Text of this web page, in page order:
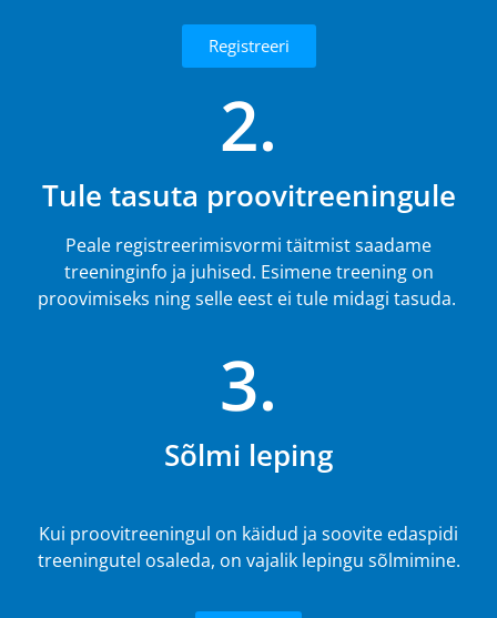
Registreeri
2.
Tule tasuta proovitreeningule
Peale registreerimisvormi täitmist saadame
treeninginfo ja juhised. Esimene treening on
proovimiseks ning selle eest ei tule midagi tasuda.
3.
Sõlmi leping
Kui proovitreeningul on käidud ja soovite edaspidi
treeningutel osaleda, on vajalik lepingu sõlmimine.